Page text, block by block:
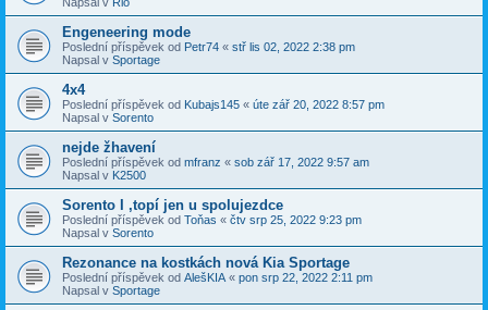
Engeneering mode
Poslední příspěvek od Petr74 « stř lis 02, 2022 2:38 pm
Napsal v Sportage
4x4
Poslední příspěvek od Kubajs145 « úte zář 20, 2022 8:57 pm
Napsal v Sorento
nejde žhavení
Poslední příspěvek od mfranz « sob zář 17, 2022 9:57 am
Napsal v K2500
Sorento I ,topí jen u spolujezdce
Poslední příspěvek od Toňas « čtv srp 25, 2022 9:23 pm
Napsal v Sorento
Rezonance na kostkách nová Kia Sportage
Poslední příspěvek od AlešKIA « pon srp 22, 2022 2:11 pm
Napsal v Sportage